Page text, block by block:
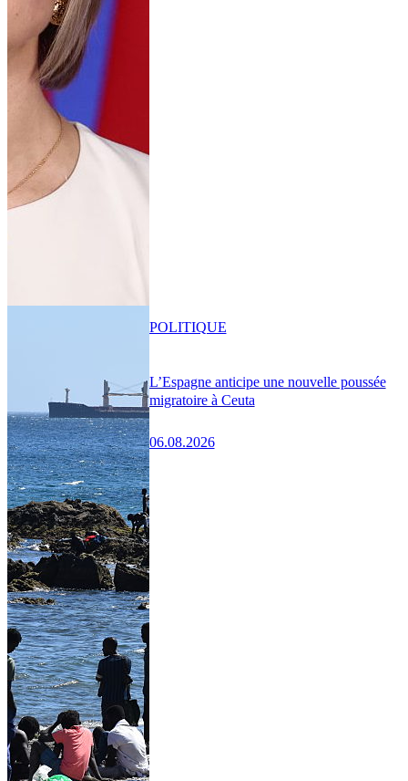
L’Espagne anticipe une nouvelle poussée
migratoire à Ceuta
06.08.2026
POLITIQUE